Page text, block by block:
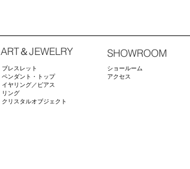
​ART＆JEWELRY
ブレスレット
ペンダント・トップ
イヤリング／ピアス
リング
​クリスタルオブジェクト
SHOWROOM
ショールーム
アクセス